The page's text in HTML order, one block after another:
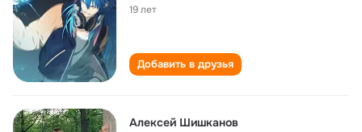
19 лет
Добавить в друзья
Алексей Шишканов